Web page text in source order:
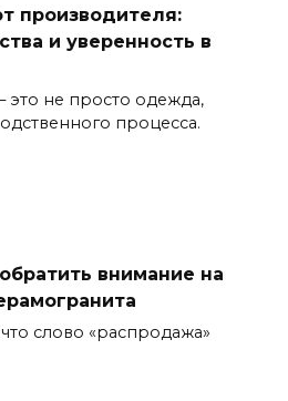
производителя:
и уверенность в
не просто одежда,
процесса.
внимание на
слово «распродажа»